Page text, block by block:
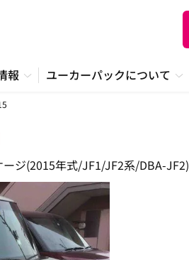
報 ユーカーパックについて
ジ(2015年式/JF1/JF2系/DBA-JF2)